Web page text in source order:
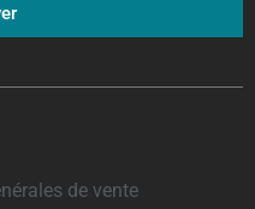
de vente